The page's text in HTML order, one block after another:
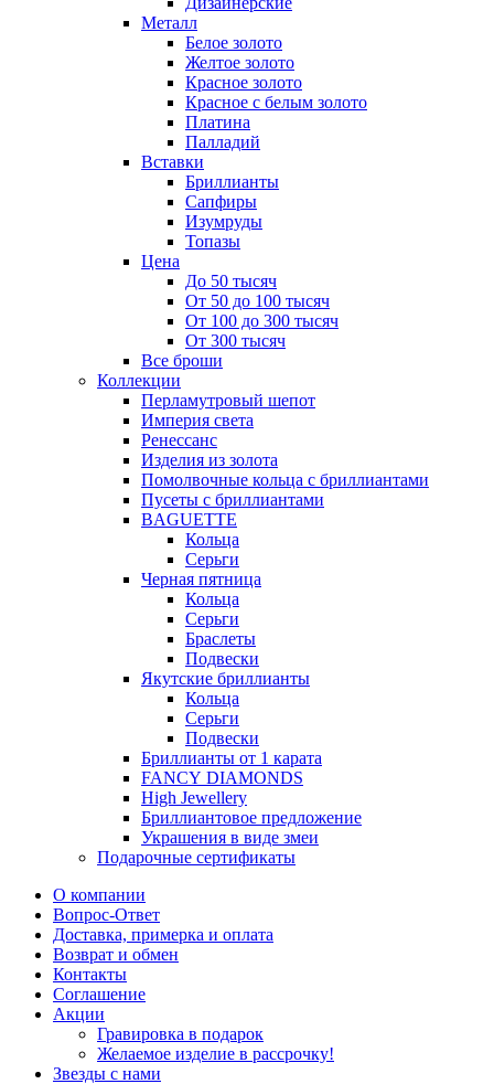
Металл
Белое золото
Желтое золото
Красное золото
Красное с белым золото
Платина
Палладий
Вставки
Бриллианты
Сапфиры
Изумруды
Топазы
Цена
До 50 тысяч
От 50 до 100 тысяч
От 100 до 300 тысяч
От 300 тысяч
Все броши
Коллекции
Перламутровый шепот
Империя света
Ренессанс
Изделия из золота
Помолвочные кольца с бриллиантами
Пусеты с бриллиантами
BAGUETTE
Кольца
Серьги
Черная пятница
Кольца
Серьги
Браслеты
Подвески
Якутские бриллианты
Кольца
Серьги
Подвески
Бриллианты от 1 карата
FANCY DIAMONDS
High Jewellery
Бриллиантовое предложение
Украшения в виде змеи
Подарочные сертификаты
О компании
Вопрос-Ответ
Доставка, примерка и оплата
Возврат и обмен
Контакты
Соглашение
Акции
Гравировка в подарок
Желаемое изделие в рассрочку!
Звезды с нами